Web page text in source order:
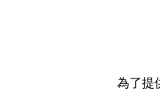
為了提